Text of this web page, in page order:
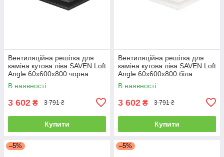
Вентиляційна решітка для
каміна кутова ліва SAVEN Loft
Angle 60х600х800 чорна
В наявності
3 602 ₴ 3 791 ₴
Купити
Вентиляційна решітка для
каміна кутова ліва SAVEN Loft
Angle 60х600х800 біла
В наявності
3 602 ₴ 3 791 ₴
Купити
–5% –5%